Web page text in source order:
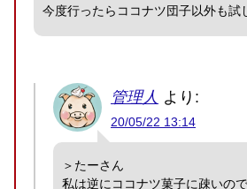
今度行ったらココナツ団子以外も試
管理人 より:
20/05/22 13:14
＞たーさん
私は逆にココナツ菓子に疎いので